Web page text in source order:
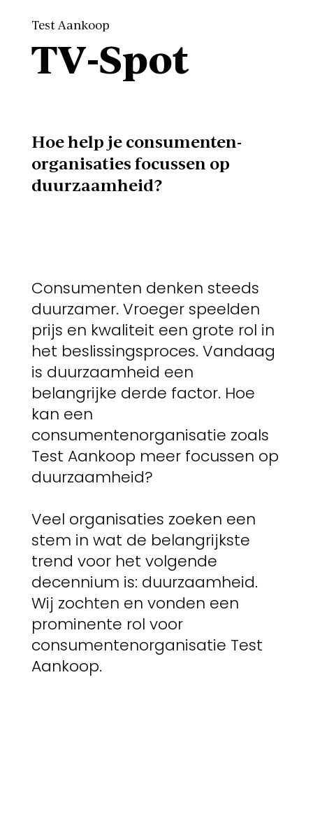
Test Aankoop
TV-Spot
Hoe help je consumenten-
organisaties focussen op
duurzaamheid?
Consumenten denken steeds
duurzamer. Vroeger speelden
prijs en kwaliteit een grote rol in
het beslissingsproces. Vandaag
is duurzaamheid een
belangrijke derde factor. Hoe
kan een
consumentenorganisatie zoals
Test Aankoop meer focussen op
duurzaamheid?
Veel organisaties zoeken een
stem in wat de belangrijkste
trend voor het volgende
decennium is: duurzaamheid.
Wij zochten en vonden een
prominente rol voor
consumentenorganisatie Test
Aankoop.